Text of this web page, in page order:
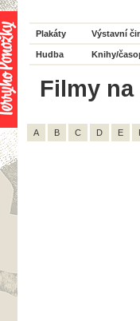
Plakáty Výstavní
Hudba Knihy/
Filmy na
A B C D E